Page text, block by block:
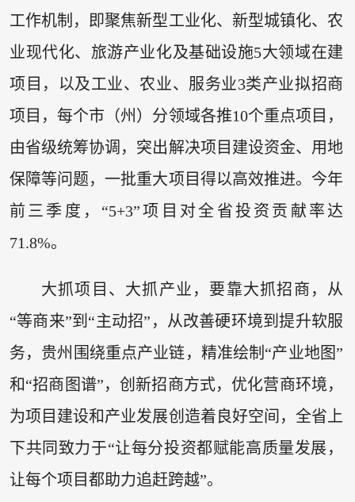
工作机制，即聚焦新型工业化、新型城镇化、农
业现代化、旅游产业化及基础设施5大领域在建
项目，以及工业、农业、服务业3类产业拟招商
项目，每个市（州）分领域各推10个重点项目，
由省级统筹协调，突出解决项目建设资金、用地
保障等问题，一批重大项目得以高效推进。今年
前三季度，“5+3”项目对全省投资贡献率达
71.8%。
大抓项目、大抓产业，要靠大抓招商，从
“等商来”到“主动招”，从改善硬环境到提升软服
务，贵州围绕重点产业链，精准绘制“产业地图”
和“招商图谱”，创新招商方式，优化营商环境，
为项目建设和产业发展创造着良好空间，全省上
下共同致力于“让每分投资都赋能高质量发展，
让每个项目都助力追赶跨越”。